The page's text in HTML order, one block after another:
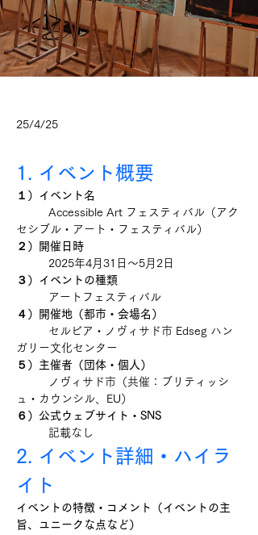
25/4/25
1. イベント概要
１）イベント名
セシブル・アート・フェスティバル）
２）開催日時
2025年4月31日～5月2日
３）イベントの種類
アートフェスティバル
４）開催地（都市・会場名）
セルビア・ノヴィサド市 Edseg ハン
ガリー文化センター
５）主催者（団体・個人）
ノヴィサド市（共催：ブリティッシ
ュ・カウンシル、EU）
６）公式ウェブサイト・SNS
記載なし
2. イベント詳細・ハイラ
イト
イベントの特徴・コメント（イベントの主
旨、ユニークな点など）